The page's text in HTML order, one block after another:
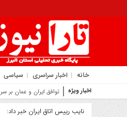
خانه اخبار سراسری سیاسی
اخبار ویژه روایت شهرد
نایب رییس اتاق ایران خبر داد: